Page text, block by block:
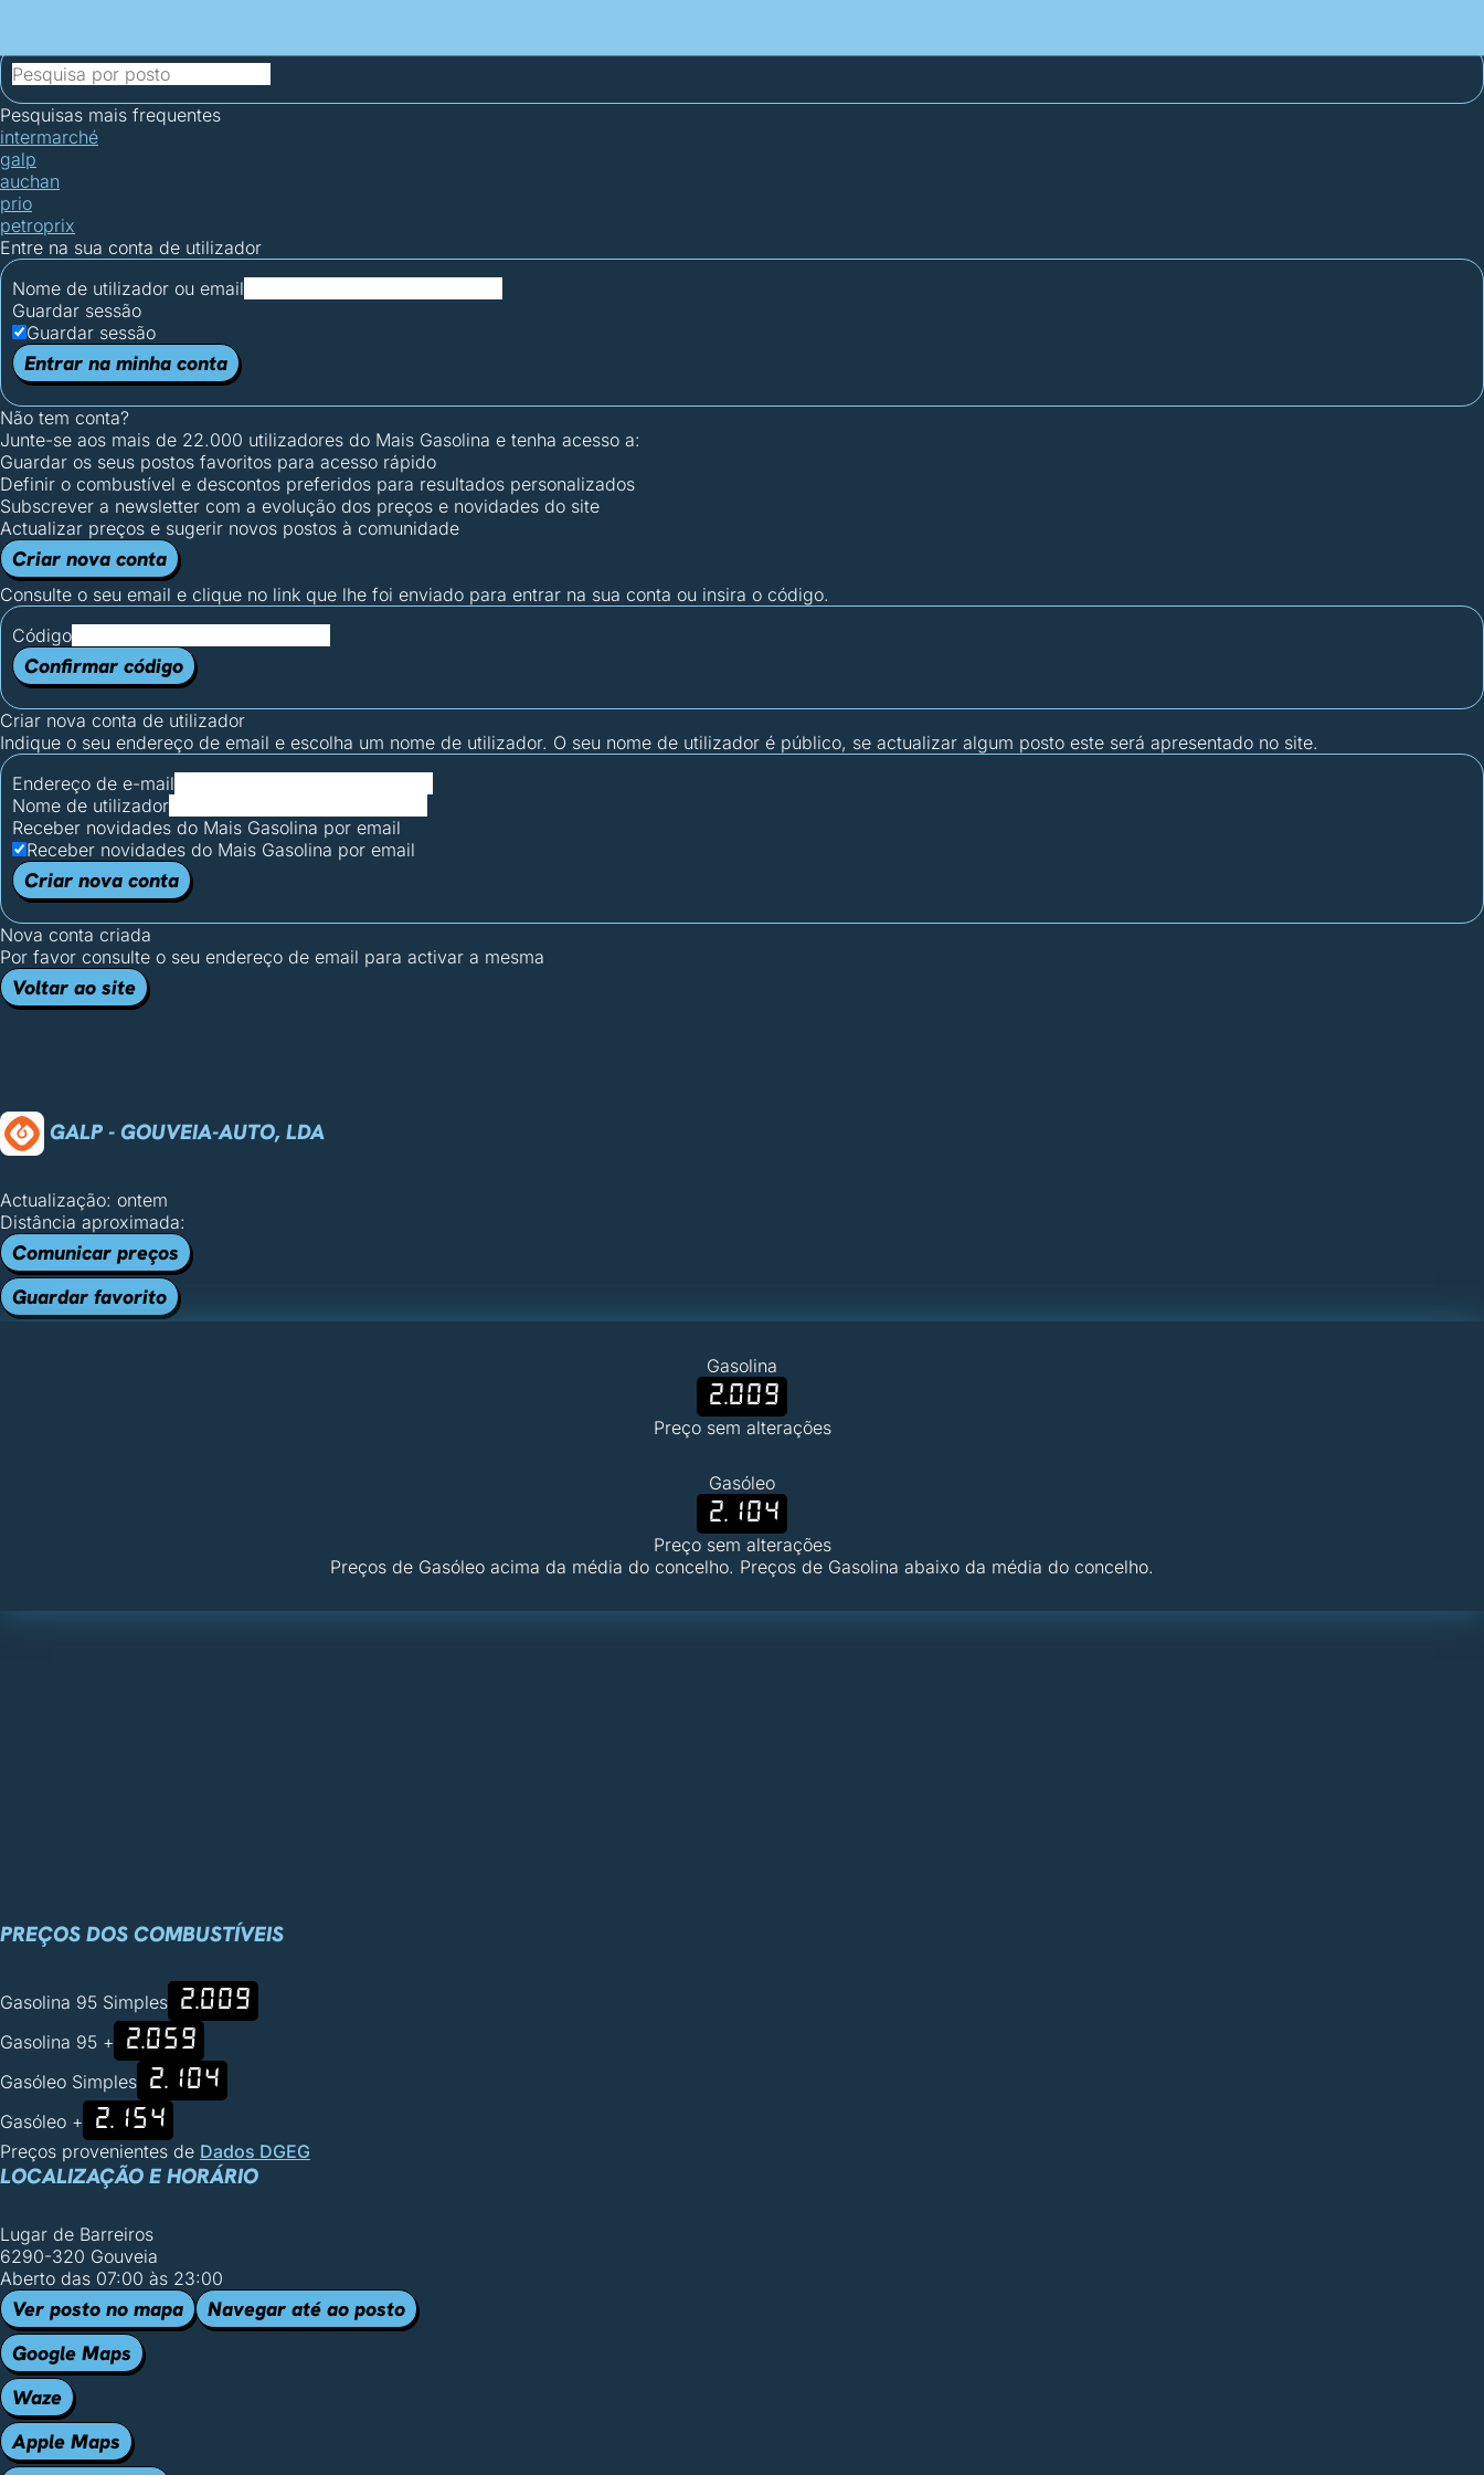
Pesquisas mais frequentes
intermarché
galp
auchan
prio
petroprix
Entre na sua conta de utilizador
Nome de utilizador ou email
Guardar sessão
Guardar sessão
Entrar na minha conta
Não tem conta?
Junte-se aos mais de 22.000 utilizadores do Mais Gasolina e tenha acesso a:
Guardar os seus postos favoritos para acesso rápido
Definir o combustível e descontos preferidos para resultados personalizados
Subscrever a newsletter com a evolução dos preços e novidades do site
Actualizar preços e sugerir novos postos à comunidade
Criar nova conta
Consulte o seu email e clique no link que lhe foi enviado para entrar na sua conta ou insira o código.
Código
Confirmar código
Criar nova conta de utilizador
Indique o seu endereço de email e escolha um nome de utilizador. O seu nome de utilizador é público, se actualizar algum posto este será apresentado no site.
Endereço de e-mail
Nome de utilizador
Receber novidades do Mais Gasolina por email
Receber novidades do Mais Gasolina por email
Criar nova conta
Nova conta criada
Por favor consulte o seu endereço de email para activar a mesma
Voltar ao site
GALP - GOUVEIA-AUTO, LDA
Actualização: ontem
Distância aproximada:
Comunicar preços
Guardar favorito
Gasolina
2.009
Preço sem alterações
Gasóleo
2.104
Preço sem alterações
Preços de Gasóleo acima da média do concelho. Preços de Gasolina abaixo da média do concelho.
PREÇOS DOS COMBUSTÍVEIS
Gasolina 95 Simples 2.009
Gasolina 95 + 2.059
Gasóleo Simples 2.104
Gasóleo + 2.154
Preços provenientes de Dados DGEG
LOCALIZAÇÃO E HORÁRIO
Lugar de Barreiros
6290-320 Gouveia
Aberto das 07:00 às 23:00
Ver posto no mapa
Navegar até ao posto
Google Maps
Waze
Apple Maps